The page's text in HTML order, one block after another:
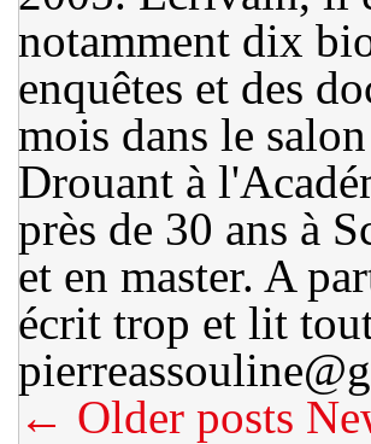
notamment dix
enquêtes et des
mois dans le
Drouant à
près de 30 ans à
et en master. A
écrit trop et lit
← Older posts